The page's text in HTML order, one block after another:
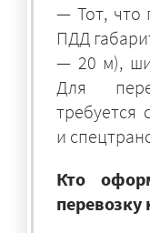
— Тот, что
ПДД
— 20 м),
Для
требуется
и
Кто
перевозку